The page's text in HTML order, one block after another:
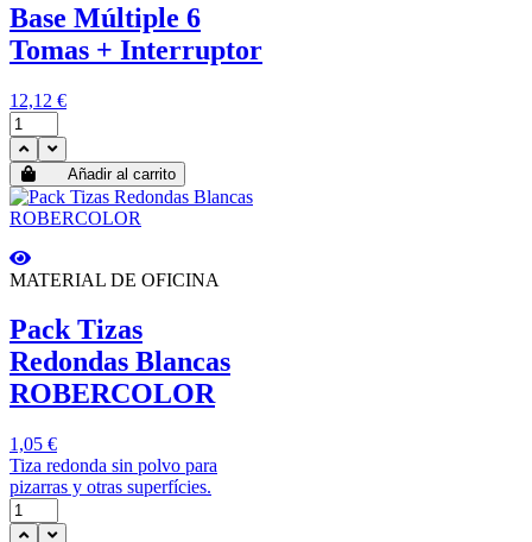
Base Múltiple 6
Tomas + Interruptor
12,12 €
Añadir al carrito
MATERIAL DE OFICINA
Pack Tizas
Redondas Blancas
ROBERCOLOR
1,05 €
Tiza redonda sin polvo para
pizarras y otras superfícies.